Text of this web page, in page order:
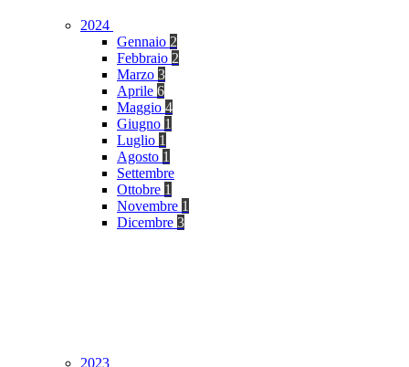
2024
Gennaio 2
Febbraio 2
Marzo 3
Aprile 6
Maggio 4
Giugno 1
Luglio 1
Agosto 1
Settembre
Ottobre 1
Novembre 1
Dicembre 3
2023